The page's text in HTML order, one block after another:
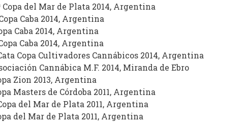
Copa del Mar de Plata 2014, Argentina
Caba 2014, Argentina
Caba 2014, Argentina
Caba 2014, Argentina
Copa Cultivadores Cannábicos 2014, Argentina
Cannábica M.F. 2014, Miranda de Ebro
Zion 2013, Argentina
Masters de Córdoba 2011, Argentina
del Mar de Plata 2011, Argentina
del Mar de Plata 2011, Argentina